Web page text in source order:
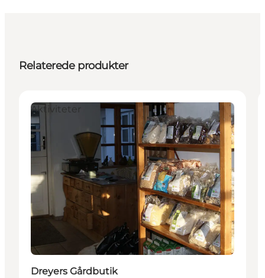
Relaterede produkter
Aktiviteter
Dreyers Gårdbutik